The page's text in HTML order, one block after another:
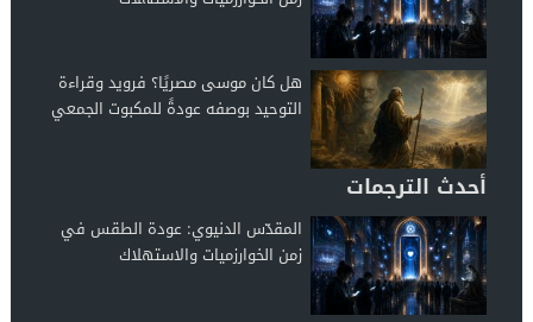
هل كان موسى مصريًا؟ فرويد وقراءة
التوحيد بوصفه عودةً للمكبوت الجمعي
أحدث الترجمات
المقدّس الدنيوي: عودة الطقس في
زمن الخوارزميات والاستهلاك